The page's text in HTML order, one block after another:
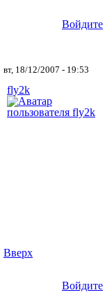
Войдите
вт, 18/12/2007 - 19:53
fly2k
Вверх
Войдите